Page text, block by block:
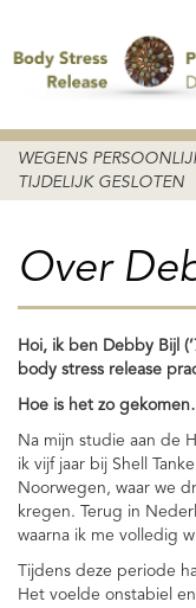
WEGENS
TIJDELIJK GESLOTEN
Over
Hoi, ik ben Debby Bijl
body stress release
Hoe is het zo
Na mijn studie aan de
ik vijf jaar bij Shell
Noorwegen, waar we
kregen. Terug in
waarna ik me volledig
Tijdens deze periode
Het voelde onstabiel